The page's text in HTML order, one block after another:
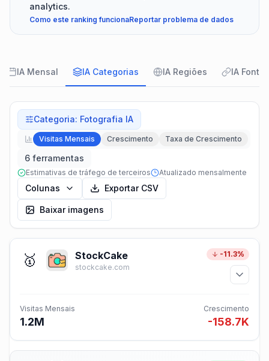
analytics.
Como este ranking funcionaReportar problema de dados
IA Mensal IA Categorias IA Regiões IA Fontes
Categoria: Fotografia IA
Visitas Mensais Crescimento Taxa de Crescimento
6 ferramentas
Estimativas de tráfego de terceiros Atualizado mensalmente
Colunas Exportar CSV
Baixar imagens
🥇 StockCake
stockcake.com
-11.3%
Visitas Mensais
1.2M
Crescimento
-158.7K